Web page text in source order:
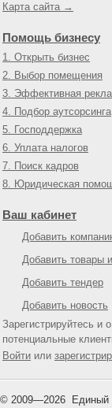
Карта сайта →
Помощь бизнесу
1. Открыть бизнес
2. Выбор помещения
3. Эффективная
4. Подбор аутсорсинга
5. Господдержка
6. Уплата налогов
7. Поиск кадров
8. Юридическая
Ваш кабинет
Добавить
Добавить товары
Добавить тендер
Добавить новость
Зарегистрируйтесь и
потенциальные
Войти или
© 2009—2026 Единый